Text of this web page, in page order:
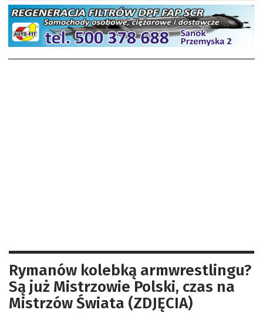
Rymanów kolebką armwrestlingu?
Są już Mistrzowie Polski, czas na
Mistrzów Świata (ZDJĘCIA)